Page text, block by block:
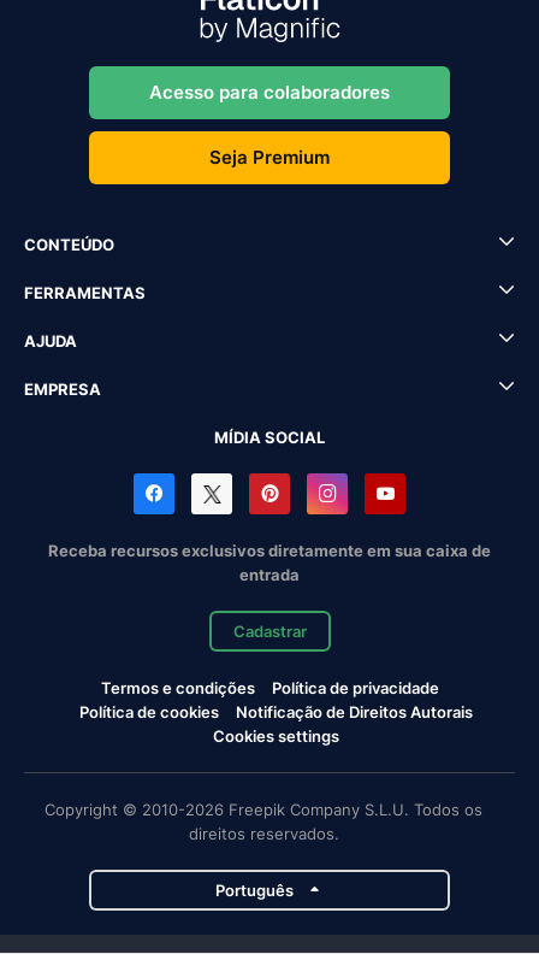
Acesso para colaboradores
Seja Premium
CONTEÚDO
FERRAMENTAS
AJUDA
EMPRESA
MÍDIA SOCIAL
Receba recursos exclusivos diretamente em sua caixa de
entrada
Cadastrar
Termos e condições
Política de privacidade
Política de cookies
Notificação de Direitos Autorais
Cookies settings
Copyright © 2010-2026 Freepik Company S.L.U. Todos os
direitos reservados.
Português